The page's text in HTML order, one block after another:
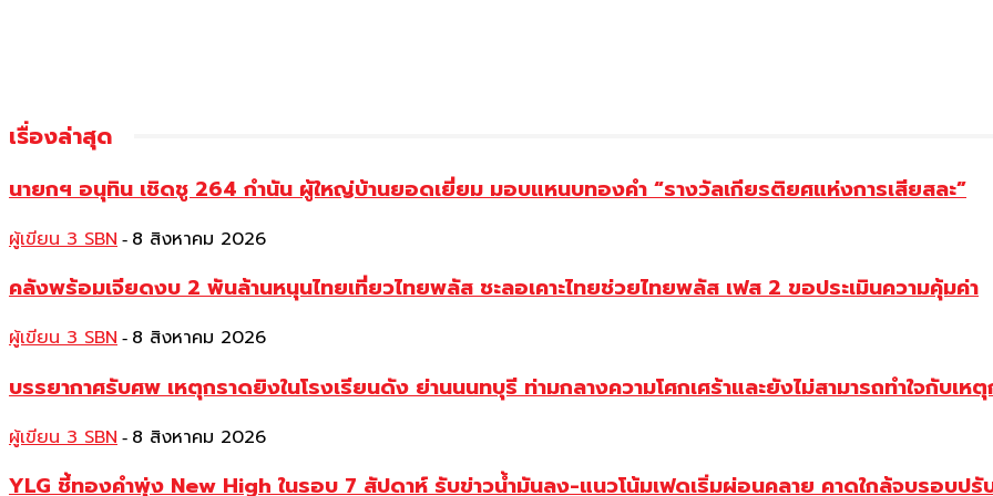
เรื่องล่าสุด
นายกฯ อนุทิน เชิดชู 264 กำนัน ผู้ใหญ่บ้านยอดเยี่ยม มอบแหนบทองคำ “รางวัลเกียรติยศแห่งการเสียสละ”
ผู้เขียน 3 SBN - 8 สิงหาคม 2026
คลังพร้อมเจียดงบ 2 พันล้านหนุนไทยเที่ยวไทยพลัส ชะลอเคาะไทยช่วยไทยพลัส เฟส 2 ขอประเมินความคุ้มค่า
ผู้เขียน 3 SBN - 8 สิงหาคม 2026
บรรยากาศรับศพ เหตุกราดยิงในโรงเรียนดัง ย่านนนทบุรี ท่ามกลางความโศกเศร้าและยังไม่สามารถทำใจกับเห
ผู้เขียน 3 SBN - 8 สิงหาคม 2026
YLG ชี้ทองคำพุ่ง New High ในรอบ 7 สัปดาห์ รับข่าวน้ำมันลง-แนวโน้มเฟดเริ่มผ่อนคลาย คาดใกล้จบรอบปรั